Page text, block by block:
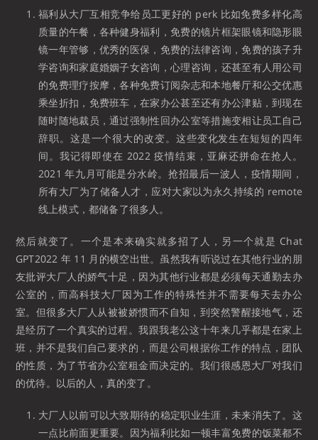
福利从大厂互相竞争给员工更好的 perk 比如免费多样化高
质量的午餐，各种健身福利，免费的镜片框架眼镜和隐形眼
镜一年管够，优秀的医保，免费的法律咨询，免费的孩子升
学咨询和家庭婚姻子女咨询，心理咨询，还甚至有人用公司
的免费理疗按摩，各种免费订阅杂志和本地餐厅和公交优惠
乘坐折扣，免费班车，在家办公甚至还有办公津贴，到现在
随时随地裁员，通过强制性回办公室等措施变相让员工自己
辞职。这是一个很大的改变。这些变化发生在短短的四年
间。我记得即使在 2022 疫情结束，亚麻还拼命在抢人。
2021 年九月可能是分水岭。抢招最后一波人，疫情期间，
所有大厂为了储备人才，应对大家以为永久持续的 remote
线上模式，都储备了很多人。
然后就变了。一个是本来确实就多招了人，另一个就是 Chat
GPT2022 年 11 月的横空出世。虽然我有听说过在其他行业的朋
友批评大厂人的娇气十足，因为其他行业都是必须每天通勤去办
公室的，而高科技大厂因为工作的特殊性并不需要每天去办公
室。但很多大厂人从被被娇惯而不自知，到突然警醒接地气，还
是经历了一个真实的过程。我跟我老公这十年来几乎都是在家上
班，并不是我们自己要求的，而是公司根据你工作的特点，团队
的性质，为了节省办公室租金而决定的。我们很感恩大厂对我们
的优待。以后的人，真的变了。
大厂人以前可以大致期待的稳定职业生涯，未来消失了。这
一点比前面更重要。因为福利比如一顿丰富免费的饭菜都不